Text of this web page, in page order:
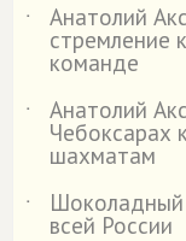
˙ Анатолий
стремление
команде
˙
Анатолий
Чебоксарах
шахматам
˙
Шоколадный
всей России